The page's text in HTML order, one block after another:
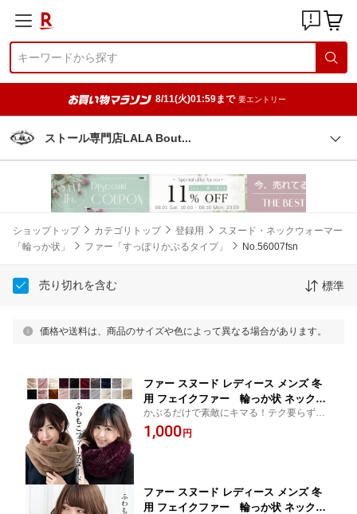
8/11(火)01:59まで 要エントリー
ストール専門店LALA Bout
ショップトップ カテゴリトップ 登録用
スヌード・ネックウォーマー
「輪っか状」
ファー「すっぽりかぶるタイプ」 No.56007fsn
売り切れを含む 標準
価格や送料は、商品のサイズや色によって異なる場合があります。
ファー スヌード レディース メンズ 冬
用 フェイクファー 輪っか状 ネックウ
ォーマー 厚手 一重 巻き ショート 無地
全20色 防寒 小顔効果 C3 プレゼント ギ
かぶるだけで素敵にキマる！テク要らずの
簡単ファースヌード。防寒対策&小顔効果バ
ツグン
1,000 円
ファー スヌード レディース メンズ 冬
用 フェイクファー 輪っか状 ネックウ